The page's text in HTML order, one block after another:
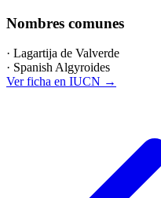
Nombres comunes
· Lagartija de Valverde
· Spanish Algyroides
Ver ficha en IUCN →